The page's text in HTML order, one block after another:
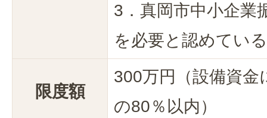
3．真岡市中小企業
を必要と認めている
限度額
300万円（設備資
の80％以内）